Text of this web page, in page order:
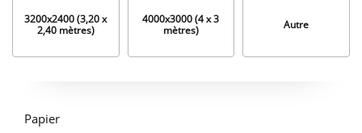
3200x2400 (3,20 x
2,40 mètres)
4000x3000 (4 x 3
mètres)
Autre
d'impression
Papier